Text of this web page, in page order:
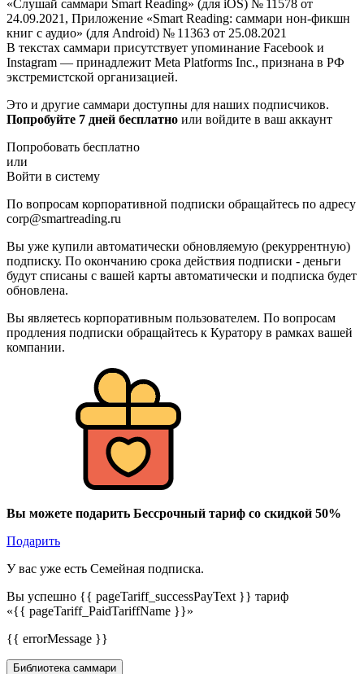
«Слушай саммари Smart Reading» (для iOS) № 11578 от
24.09.2021, Приложение «Smart Reading: саммари нон-фикшн
книг с аудио» (для Android) № 11363 от 25.08.2021
В текстах саммари присутствует упоминание Facebook и
Instagram — принадлежит Meta Platforms Inc., признана в РФ
экстремистской организацией.
Это и другие саммари доступны для наших подписчиков.
Попробуйте 7 дней бесплатно или войдите в ваш аккаунт
Попробовать бесплатно
или
Войти в систему
По вопросам корпоративной подписки обращайтесь по адресу
corp@smartreading.ru
Вы уже купили автоматически обновляемую (рекуррентную)
подписку. По окончанию срока действия подписки - деньги
будут списаны с вашей карты автоматически и подписка будет
обновлена.
Вы являетесь корпоративным пользователем. По вопросам
продления подписки обращайтесь к Куратору в рамках вашей
компании.
Вы можете подарить Бессрочный тариф со скидкой 50%
Подарить
У вас уже есть Семейная подписка.
Вы успешно {{ pageTariff_successPayText }} тариф
«{{ pageTariff_PaidTariffName }}»
{{ errorMessage }}
Библиотека саммари